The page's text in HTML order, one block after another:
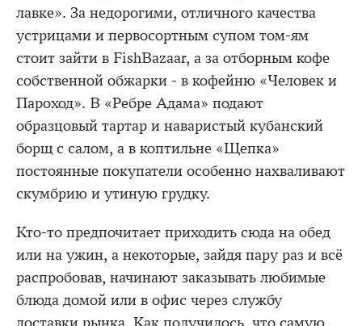
лавке». За недорогими, отличного качества
устрицами и первосортным супом том-ям
стоит зайти в FishBazaar, а за отборным кофе
собственной обжарки - в кофейню «Человек и
Пароход». В «Ребре Адама» подают
образцовый тартар и наваристый кубанский
борщ с салом, а в коптильне «Щепка»
постоянные покупатели особенно нахваливают
скумбрию и утиную грудку.
Кто-то предпочитает приходить сюда на обед
или на ужин, а некоторые, зайдя пару раз и всё
распробовав, начинают заказывать любимые
блюда домой или в офис через службу